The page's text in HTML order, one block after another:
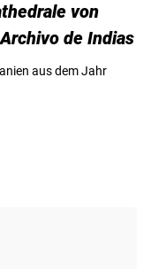
von
de Indias
aus dem Jahr